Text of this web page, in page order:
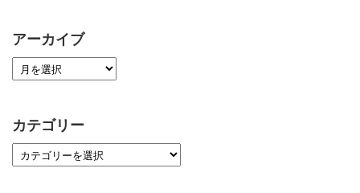
アーカイブ
カテゴリー